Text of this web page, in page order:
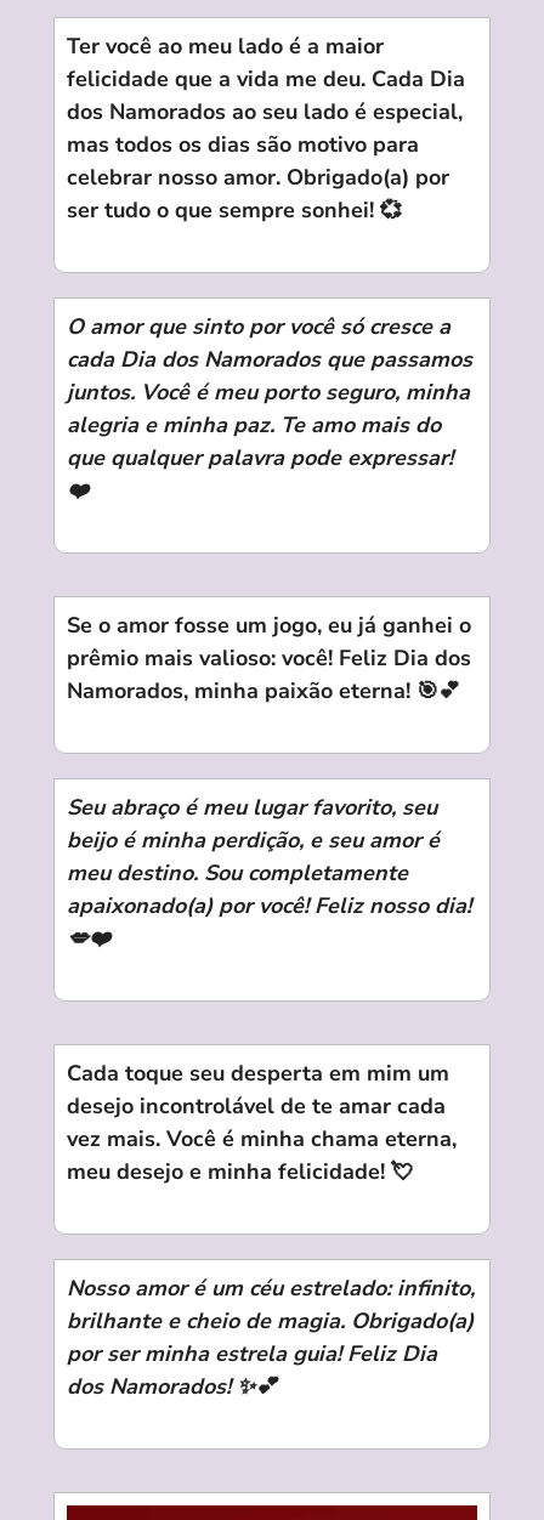
Ter você ao meu lado é a maior
felicidade que a vida me deu. Cada Dia
dos Namorados ao seu lado é especial,
mas todos os dias são motivo para
celebrar nosso amor. Obrigado(a) por
ser tudo o que sempre sonhei! 💞
O amor que sinto por você só cresce a
cada Dia dos Namorados que passamos
juntos. Você é meu porto seguro, minha
alegria e minha paz. Te amo mais do
que qualquer palavra pode expressar!
❤️
Se o amor fosse um jogo, eu já ganhei o
prêmio mais valioso: você! Feliz Dia dos
Namorados, minha paixão eterna! 🎯💕
Seu abraço é meu lugar favorito, seu
beijo é minha perdição, e seu amor é
meu destino. Sou completamente
apaixonado(a) por você! Feliz nosso dia!
💋❤️
Cada toque seu desperta em mim um
desejo incontrolável de te amar cada
vez mais. Você é minha chama eterna,
meu desejo e minha felicidade! 💘
Nosso amor é um céu estrelado: infinito,
brilhante e cheio de magia. Obrigado(a)
por ser minha estrela guia! Feliz Dia
dos Namorados! ✨💕